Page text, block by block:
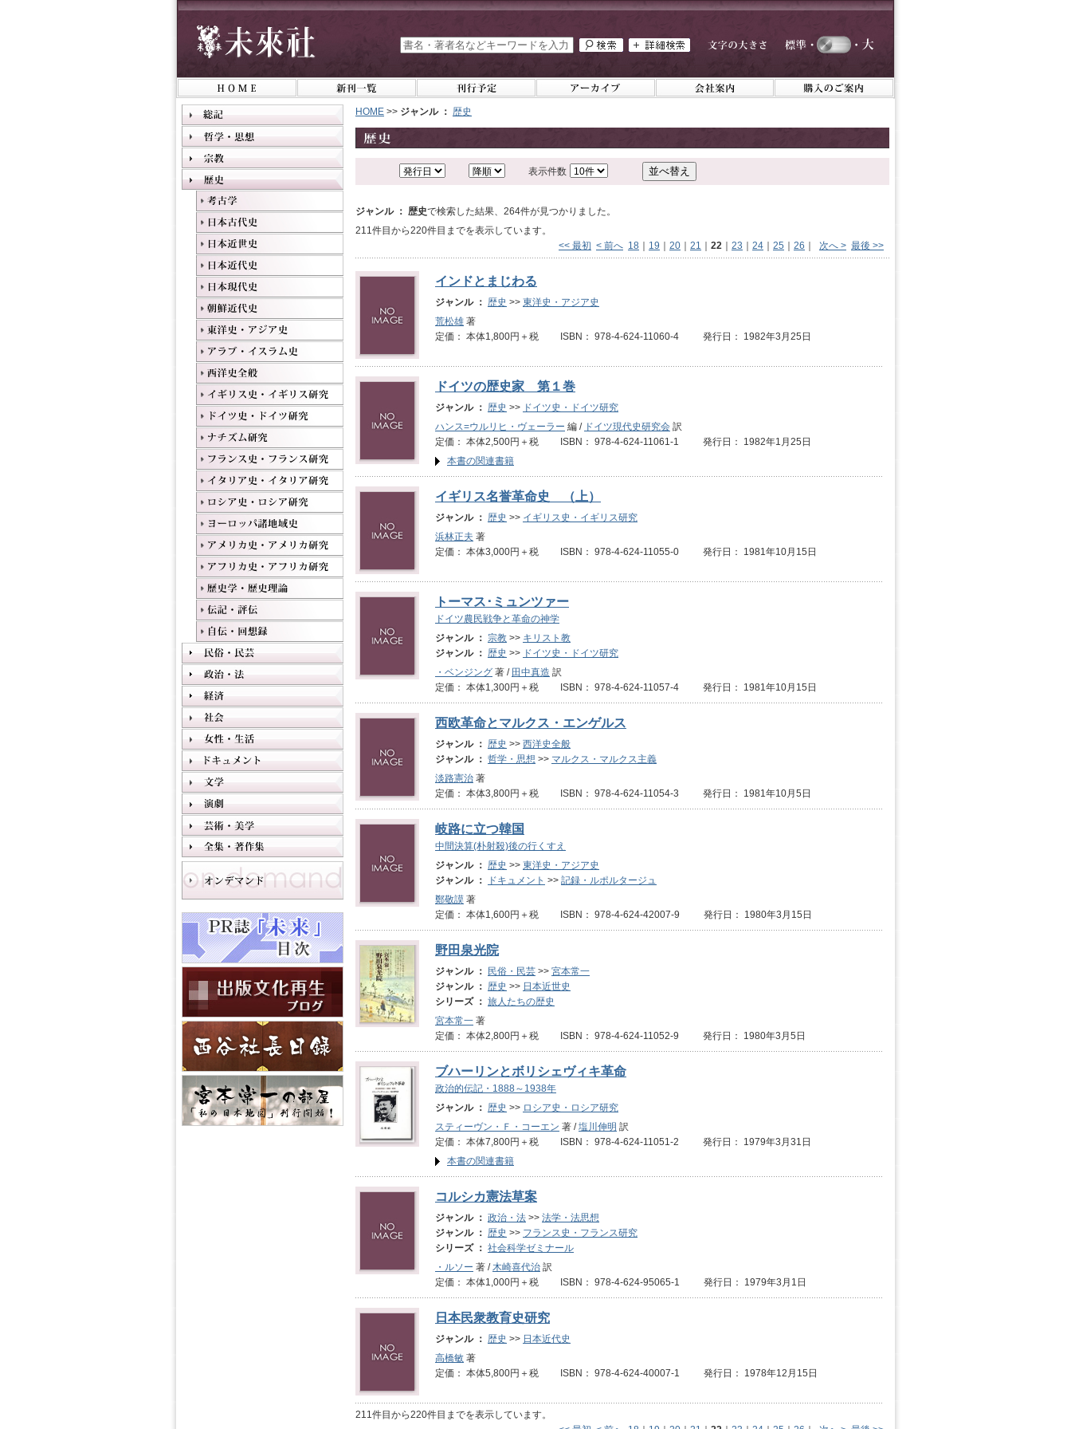
HOME >> ジャンル ： 歴史
表示件数
ジャンル ： 歴史で検索した結果、264件が見つかりました。
211件目から220件目までを表示しています。
<< 最初 < 前へ 18 19 20 21 22 23 24 25 26 次へ > 最後 >>
インドとまじわる
ジャンル ： 歴史 >> 東洋史・アジア史
荒松雄 著
定価： 本体1,800円＋税 ISBN： 978-4-624-11060-4 発行日： 1982年3月25日
ドイツの歴史家 第１巻
ジャンル ： 歴史 >> ドイツ史・ドイツ研究
ハンス=ウルリヒ・ヴェーラー 編 / ドイツ現代史研究会 訳
定価： 本体2,500円＋税 ISBN： 978-4-624-11061-1 発行日： 1982年1月25日
本書の関連書籍
イギリス名誉革命史 （上）
ジャンル ： 歴史 >> イギリス史・イギリス研究
浜林正夫 著
定価： 本体3,000円＋税 ISBN： 978-4-624-11055-0 発行日： 1981年10月15日
トーマス･ミュンツァー
ドイツ農民戦争と革命の神学
ジャンル ： 宗教 >> キリスト教
ジャンル ： 歴史 >> ドイツ史・ドイツ研究
・ベンジング 著 / 田中真造 訳
定価： 本体1,300円＋税 ISBN： 978-4-624-11057-4 発行日： 1981年10月15日
西欧革命とマルクス・エンゲルス
ジャンル ： 歴史 >> 西洋史全般
ジャンル ： 哲学・思想 >> マルクス・マルクス主義
淡路憲治 著
定価： 本体3,800円＋税 ISBN： 978-4-624-11054-3 発行日： 1981年10月5日
岐路に立つ韓国
中間決算(朴射殺)後の行くすえ
ジャンル ： 歴史 >> 東洋史・アジア史
ジャンル ：
ドキュメント >> 記録・ルポルタージュ
鄭敬謨 著
定価： 本体1,600円＋税 ISBN： 978-4-624-42007-9 発行日： 1980年3月15日
野田泉光院
ジャンル ： 民俗・民芸 >> 宮本常一
ジャンル ： 歴史 >> 日本近世史
シリーズ ： 旅人たちの歴史
宮本常一 著
定価： 本体2,800円＋税 ISBN： 978-4-624-11052-9 発行日： 1980年3月5日
ブハーリンとボリシェヴィキ革命
政治的伝記・1888～1938年
ジャンル ： 歴史 >> ロシア史・ロシア研究
スティーヴン・Ｆ・コーエン 著 /塩川伸明 訳
定価： 本体7,800円＋税 ISBN： 978-4-624-11051-2 発行日： 1979年3月31日
本書の関連書籍
コルシカ憲法草案
ジャンル ： 政治・法 >> 法学・法思想
ジャンル ： 歴史 >> フランス史・フランス研究
シリーズ ： 社会科学ゼミナール
・ルソー 著 /木崎喜代治 訳
定価： 本体1,000円＋税 ISBN： 978-4-624-95065-1 発行日： 1979年3月1日
日本民衆教育史研究
ジャンル ： 歴史 >> 日本近代史
高橋敏 著
定価： 本体5,800円＋税 ISBN： 978-4-624-40007-1 発行日： 1978年12月15日
211件目から220件目までを表示しています。